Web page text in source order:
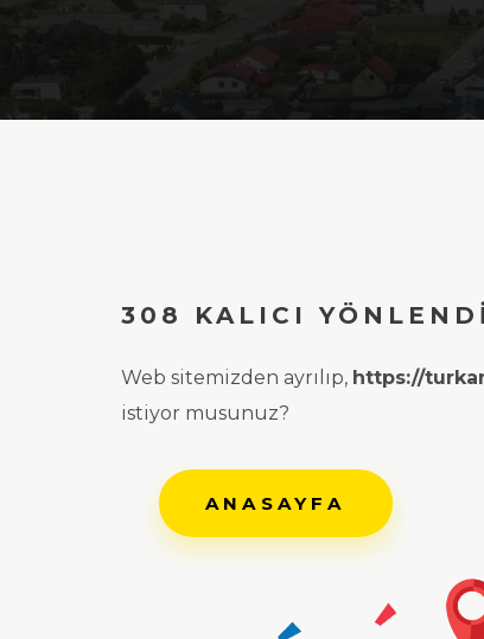
308 KALICI
Web sitemizden ayrılıp, https://
istiyor musunuz?
ANASAYFA